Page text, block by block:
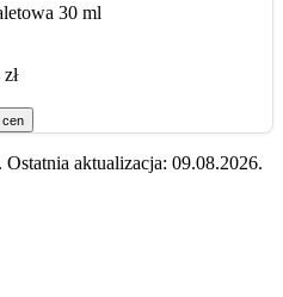
30 ml
cen
aktualizacja: 09.08.2026.